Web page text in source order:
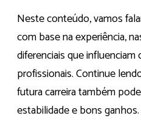
Neste conteúdo, vamos
com base na experiência,
diferenciais que
profissionais. Continue
futura carreira também
estabilidade e bons ganhos.